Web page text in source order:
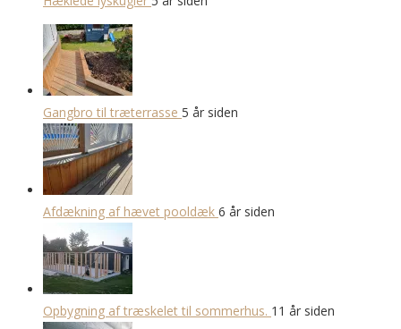
Gangbro til træterrasse 5 år siden
Afdækning af hævet pooldæk 6 år siden
Opbygning af træskelet til sommerhus. 11 år siden